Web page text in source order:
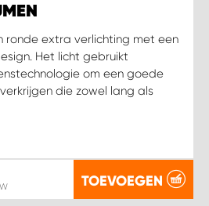
ronde extra verlichting met een
Het licht gebruikt
om een goede
die zowel lang als
TOEVOEGEN